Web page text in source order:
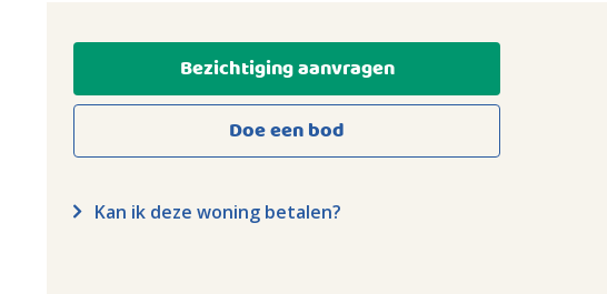
Bezichtiging aanvragen
Doe een bod
Kan ik deze woning betalen?